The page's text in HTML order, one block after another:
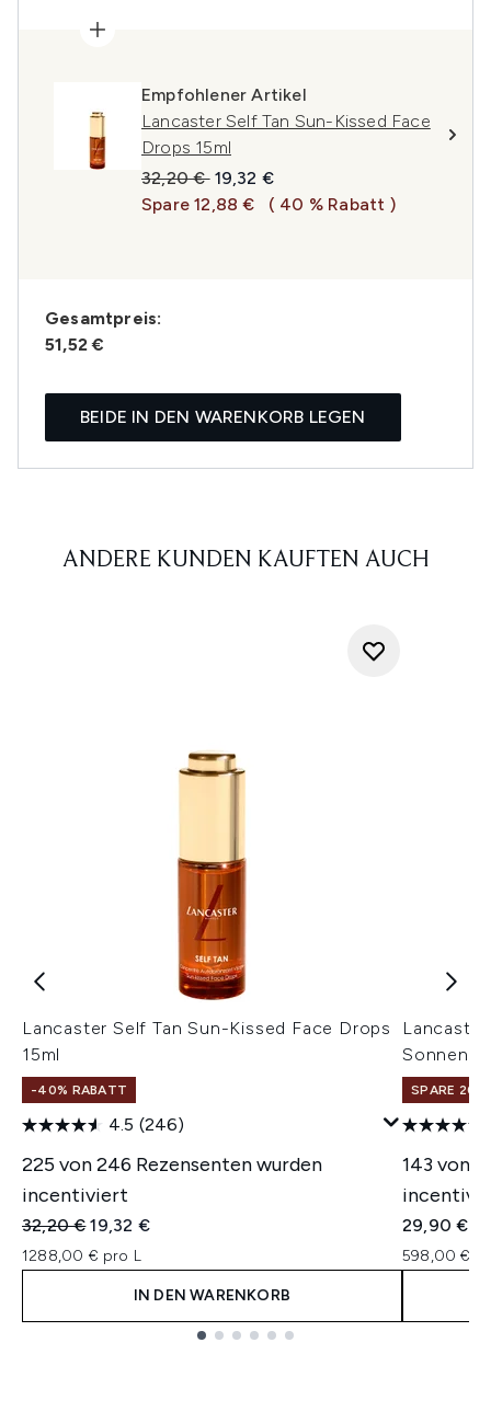
Empfohlener Artikel
Lancaster Self Tan Sun-Kissed Face
Drops 15ml
Unverbindliche Preisempfehlung:
32,20 € Aktueller Preis:
19,32 €
Spare 12,88 €
( 40 % Rabatt )
Gesamtpreis:
51,52 €
BEIDE IN DEN WARENKORB LEGEN
ANDERE KUNDEN KAUFTEN AUCH
Lancaster Self Tan Sun-Kissed Face Drops
15ml
-40% RABATT
4.5 (246)
225 von 246 Rezensenten wurden
incentiviert
Unverbindliche Preisempfehlung:
32,20 €Aktueller Preis:
19,32 €
1288,00 € pro L
IN DEN WARENKORB
SPARE 20%
143 von
29,90 €
598,00 €